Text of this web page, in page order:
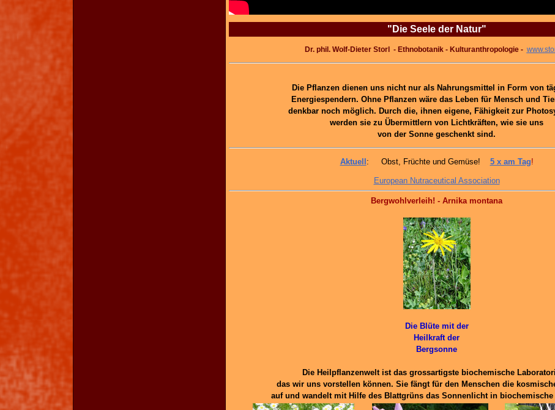
"Die Seele der Natur"
Dr. phil. Wolf-Dieter Storl - Ethnobotanik - Kulturanthropologie -
Die Pflanzen dienen uns nicht nur als Nahrungsmittel in Form von
Energiespendern. Ohne Pflanzen wäre das Leben für Mensch und
denkbar noch möglich. Durch die, ihnen eigene, Fähigkeit zur
werden sie zu Übermittlern von Lichtkräften, wie sie uns
von der Sonne geschenkt sind.
Aktuell : Obst, Früchte und Gemüse! 5 x am Tag!
European Nutraceutical Association
Bergwohlverleih! - Arnika montana
Die Blüte mit der
Heilkraft der
Bergsonne
Die Heilpflanzenwelt ist das grossartigste biochemische
das wir uns vorstellen können. Sie fängt für den Menschen die
auf und wandelt mit Hilfe des Blattgrüns das Sonnenlicht in biochemische